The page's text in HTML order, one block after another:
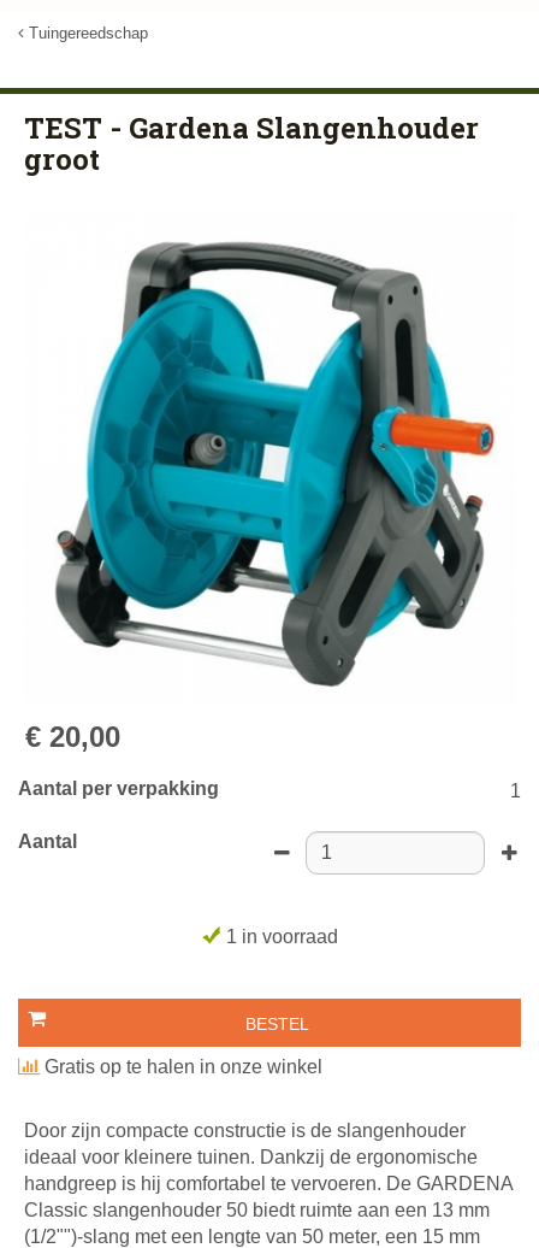
Tuingereedschap
TEST - Gardena Slangenhouder
groot
€ 20,00
Aantal per verpakking 1
Aantal
1 in voorraad
Gratis op te halen in onze winkel
Door zijn compacte constructie is de slangenhouder
ideaal voor kleinere tuinen. Dankzij de ergonomische
handgreep is hij comfortabel te vervoeren. De GARDENA
Classic slangenhouder 50 biedt ruimte aan een 13 mm
(1/2"")-slang met een lengte van 50 meter, een 15 mm